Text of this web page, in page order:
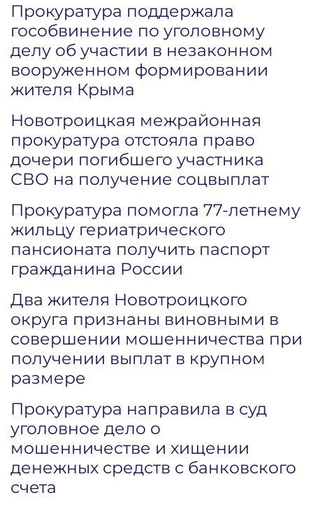
Прокуратура поддержала
гособвинение по уголовному
делу об участии в незаконном
вооруженном формировании
жителя Крыма
Новотроицкая межрайонная
прокуратура отстояла право
дочери погибшего участника
СВО на получение соцвыплат
Прокуратура помогла 77-летнему
жильцу гериатрического
пансионата получить паспорт
гражданина России
Два жителя Новотроицкого
округа признаны виновными в
совершении мошенничества при
получении выплат в крупном
размере
Прокуратура направила в суд
уголовное дело о
мошенничестве и хищении
денежных средств с банковского
счета